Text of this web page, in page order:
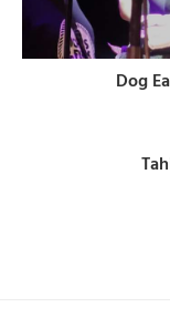
Dog